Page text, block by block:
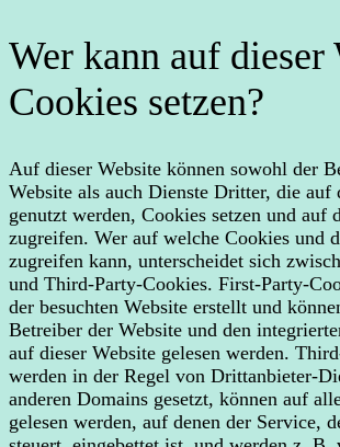
Wer kann auf dieser
Cookies setzen?
Auf dieser Website können sowohl der
Website als auch Dienste Dritter, die auf
genutzt werden, Cookies setzen und auf
zugreifen. Wer auf welche Cookies und
zugreifen kann, unterscheidet sich
und Third-Party-Cookies. First-Party-
der besuchten Website erstellt und
Betreiber der Website und den
auf dieser Website gelesen werden.
werden in der Regel von Drittanbieter-
anderen Domains gesetzt, können auf
gelesen werden, auf denen der Service,